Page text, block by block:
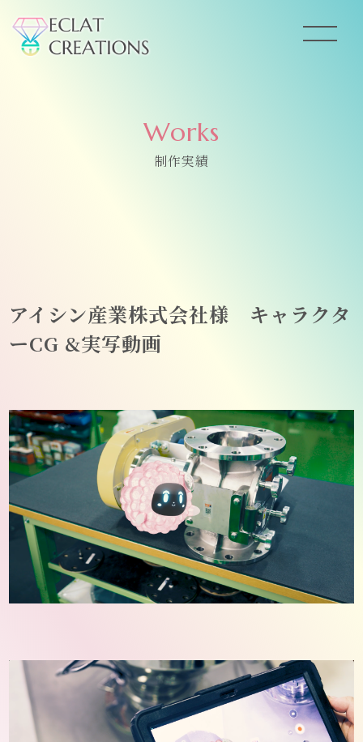
Works
制作実績
アイシン産業株式会社様 キャラクタ
ーCG &実写動画